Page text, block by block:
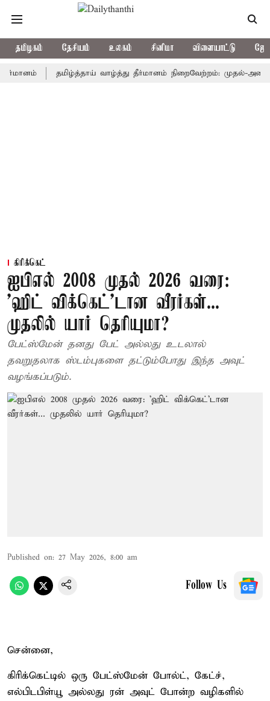
தமிழகம் தேசியம் உலகம் சினிமா விளையாட்டு
தமிழ்த்தாய் வாழ்த்து தீர்மானம் நிறைவேற்றம்: முதல்-அமைச்சர்
கிரிக்கெட்
ஐபிஎல் 2008 முதல் 2026 வரை:
'ஹிட் விக்கெட்'டான வீரர்கள்...
முதலில் யார் தெரியுமா?
பேட்ஸ்மேன் தனது பேட் அல்லது உடலால்
தவறுதலாக ஸ்டம்புகளை தட்டும்போது இந்த அவுட்
வழங்கப்படும்.
Published on: 27 May 2026, 8:00 am
Follow Us
சென்னை,
கிரிக்கெட்டில் ஒரு பேட்ஸ்மேன் போல்ட், கேட்ச்,
எல்பிடபிள்யூ அல்லது ரன் அவுட் போன்ற வழிகளில்